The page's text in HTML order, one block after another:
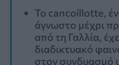
Το cancoillotte,
άγνωστο μέχρι
από τη Γαλλία,
διαδικτυακό
στον συνδυασμό